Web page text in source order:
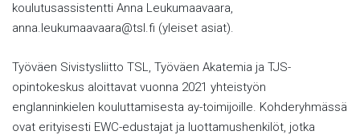
koulutusassistentti Anna Leukumaavaara,
anna.leukumaavaara@tsl.fi (yleiset asiat).
Työväen Sivistysliitto TSL, Työväen Akatemia ja TJS-
opintokeskus aloittavat vuonna 2021 yhteistyön
englanninkielen kouluttamisesta ay-toimijoille. Kohderyhmässä
ovat erityisesti EWC-edustajat ja luottamushenkilöt, jotka